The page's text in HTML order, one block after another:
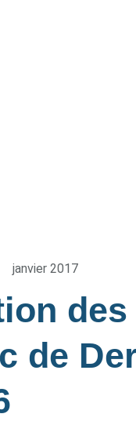
janvier 2017
de